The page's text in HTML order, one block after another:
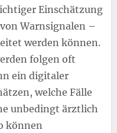
Einschätzung
Warnsignalen –
werden können.
folgen oft
ein digitaler
welche Fälle
unbedingt ärztlich
können